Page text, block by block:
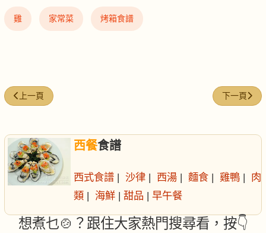
雞 家常菜 烤箱食譜
上一篇文章: 黃金烤春雞
上一頁 下一篇文章
下一頁
西餐食譜
西式食譜 | 沙律 | 西湯 | 麵食 | 雞鴨 | 肉
類 | 海鮮 | 甜品 | 早午餐
想煮乜🍲？跟住大家熱門搜尋看，按👇